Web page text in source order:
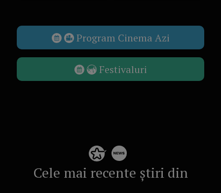
Program Cinema Azi
Festivaluri
Cele mai recente știri din